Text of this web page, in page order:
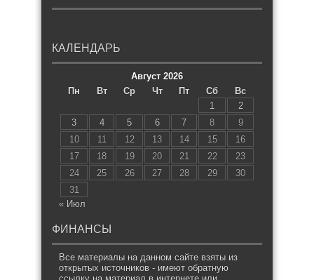
КАЛЕНДАРЬ
Август 2026
Пн
Вт Ср Чт Пт Сб
Вс
1
2
3
4 5 6 7 8
9
10
11 12 13 14 15
16
17
18 19 20 21 22
23
24
25 26 27 28 29
30
31
« Июл
ФИНАНСЫ
Все материалы на данном сайте взяты из
открытых источников - имеют обратную